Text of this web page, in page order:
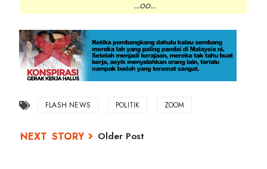
...oo...
FLASH NEWS POLITIK ZOOM
Older Post